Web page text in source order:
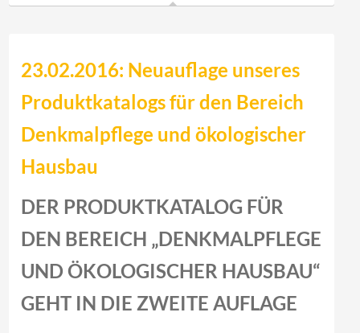
23.02.2016: Neuauflage unseres
Produktkatalogs für den Bereich
Denkmalpflege und ökologischer
Hausbau
DER PRODUKTKATALOG FÜR
DEN BEREICH „DENKMALPFLEGE
UND ÖKOLOGISCHER HAUSBAU“
GEHT IN DIE ZWEITE AUFLAGE